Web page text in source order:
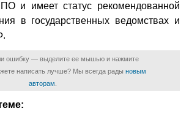
ПО и имеет статус рекомендованной
в государственных ведомствах и
ошибку — выделите ее мышью и нажмите
написать лучше? Мы всегда рады новым
авторам